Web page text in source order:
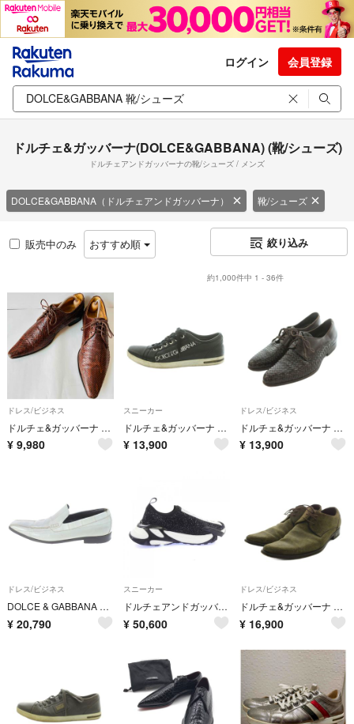
ログイン 会員登録
ドルチェ&ガッバーナ(DOLCE&GABBANA) (靴/シューズ)
ドルチェアンドガッバーナの靴/シューズ / メンズ
DOLCE&GABBANA（ドルチェアンドガッバーナ） 靴/シューズ
販売中のみ おすすめ順 絞り込み
約1,000件中 1 - 36件
ドレス/ビジネス
ドルチェ&ガッバーナ 濃茶 パイソン柄 25cm 除菌・消臭済み
¥ 9,980
スニーカー
ドルチェ&ガッバーナ スニーカー シューズ レザー 9 黒 CS0527
¥ 13,900
ドレス/ビジネス
ドルチェ&ガッバーナ ドレスシューズ 編み込み レザー 2663 3999
¥ 13,900
ドレス/ビジネス
DOLCE & GABBANA ドルチェアンドガッバーナ イタリア製 ステッチデザイン レザー ドレスシューズ スリッポン アイボリー
¥ 20,790
スニーカー
ドルチェアンドガッバーナ DOLCE&GABBANA CS2172 AJ673 スニーカー
¥ 50,600
ドレス/ビジネス
ドルチェ&ガッバーナ ドルガバ ビジネスシューズ スエード 7.5 カーキ
¥ 16,900